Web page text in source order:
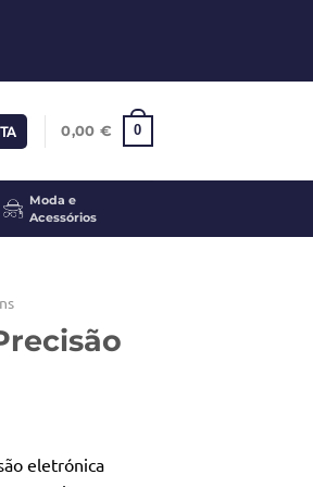
0,00 € 0
Moda e
Acessórios
eletrónica